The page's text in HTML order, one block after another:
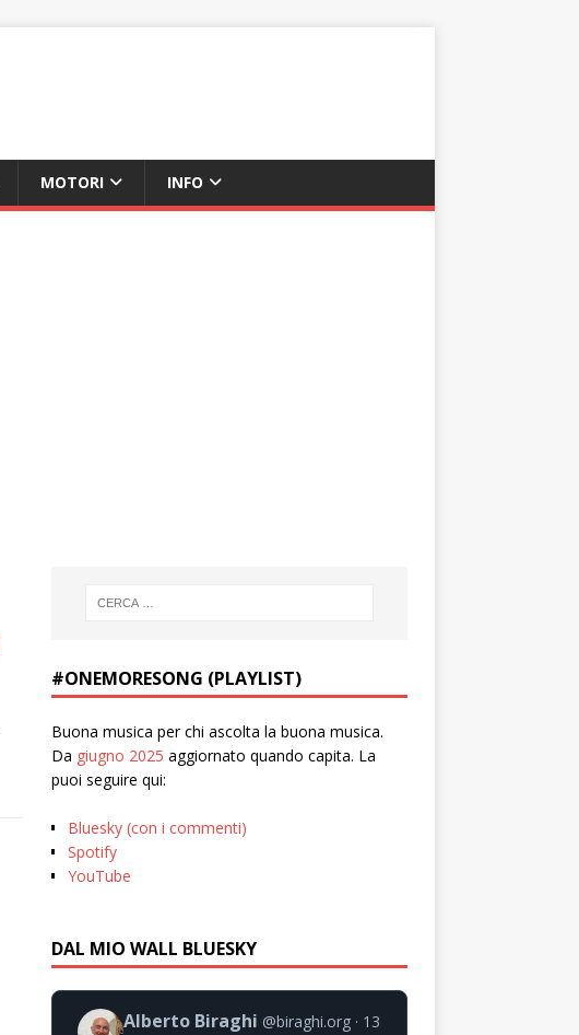
MOTORI INFO
#ONEMORESONG (PLAYLIST)
Buona musica per chi ascolta la buona musica.
Da giugno 2025 aggiornato quando capita. La
puoi seguire qui:
Bluesky (con i commenti)
Spotify
YouTube
DAL MIO WALL BLUESKY
Alberto Biraghi @biraghi.org
13